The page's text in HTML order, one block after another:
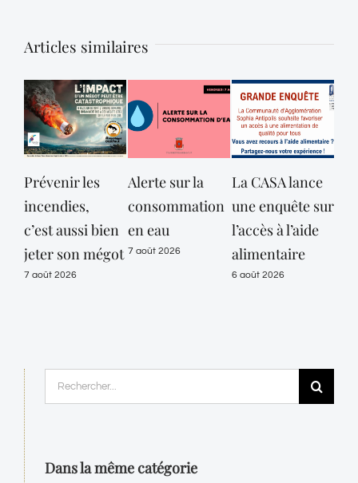
Articles similaires
Prévenir les
incendies,
c’est aussi bien
jeter son mégot
7 août 2026
Alerte sur la
consommation
en eau
7 août 2026
La CASA lance
une enquête sur
l’accès à l’aide
alimentaire
6 août 2026
Dans la même catégorie